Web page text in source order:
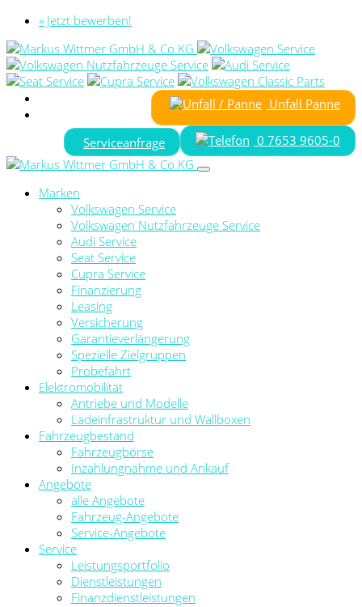
» Jetzt bewerben!
Unfall Panne
0 7653 9605-0
Serviceanfrage
Marken
Volkswagen Service
Volkswagen Nutzfahrzeuge Service
Audi Service
Seat Service
Cupra Service
Finanzierung
Leasing
Versicherung
Garantieverlängerung
Spezielle Zielgruppen
Probefahrt
Elektromobilität
Antriebe und Modelle
Ladeinfrastruktur und Wallboxen
Fahrzeugbestand
Fahrzeugbörse
Inzahlungnahme und Ankauf
Angebote
alle Angebote
Fahrzeug-Angebote
Service-Angebote
Service
Leistungsportfolio
Dienstleistungen
Finanzdienstleistungen